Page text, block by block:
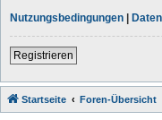
Nutzungsbedingungen |
Registrieren
Startseite Foren-Übersicht